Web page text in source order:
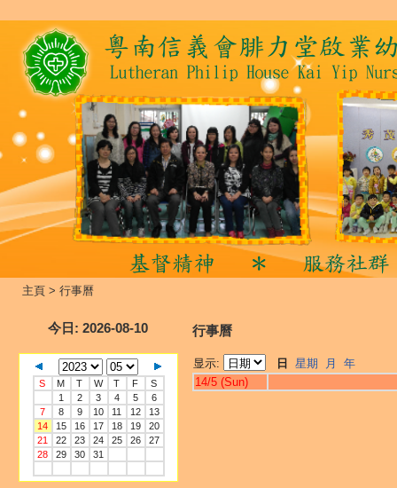
主頁 > 行事曆
今日 : 2026-08-10
S M T W T F
S
1
2 3 4 5
6
7
8 9 10 11 12
13
14
15 16 17 18 19
20
21
22 23 24 25 26
27
28
29 30 31
行事曆
显示: 日 星期 月
年
14/5 (Sun)